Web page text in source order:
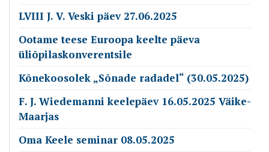
LVIII J. V. Veski päev 27.06.2025
Ootame teese Euroopa keelte päeva
üliõpilaskonverentsile
Kõnekoosolek „Sõnade radadel“ (30.05.2025)
F. J. Wiedemanni keelepäev 16.05.2025 Väike-
Maarjas
Oma Keele seminar 08.05.2025
Vaata kaarti
Kontakt
es@emakeeleselts.ee
www.emakeeleselts.ee
teadussekretär Marit Alas
marit.alas@emakeeleselts.ee
raamatukogu juhataja Annika Oherde